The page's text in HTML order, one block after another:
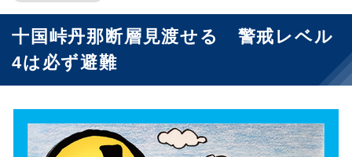
十国峠丹那断層見渡せる 警戒レベル
4は必ず避難